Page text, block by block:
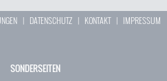
| DATENSCHUTZ | KONTAKT| IMPRESSUM
SONDERSEITEN